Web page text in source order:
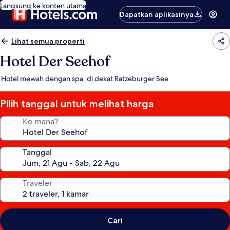
Langsung ke konten utama
Dapatkan aplikasinya
Lihat semua properti
Hotel Der Seehof
Hotel mewah dengan spa, di dekat Ratzeburger See
Pilih tanggal untuk melihat harga
Ke mana?
Tanggal
Traveler
Cari